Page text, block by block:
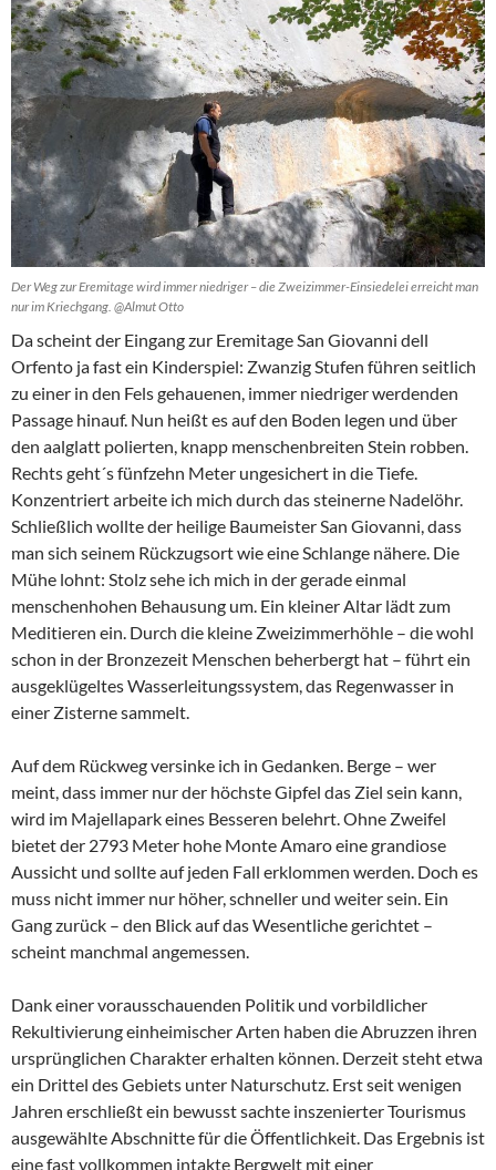
Der Weg zur Eremitage wird immer niedriger – die Zweizimmer-Einsiedelei erreicht man
nur im Kriechgang. @Almut Otto
Da scheint der Eingang zur Eremitage San Giovanni dell
Orfento ja fast ein Kinderspiel: Zwanzig Stufen führen seitlich
zu einer in den Fels gehauenen, immer niedriger werdenden
Passage hinauf. Nun heißt es auf den Boden legen und über
den aalglatt polierten, knapp menschenbreiten Stein robben.
Rechts geht´s fünfzehn Meter ungesichert in die Tiefe.
Konzentriert arbeite ich mich durch das steinerne Nadelöhr.
Schließlich wollte der heilige Baumeister San Giovanni, dass
man sich seinem Rückzugsort wie eine Schlange nähere. Die
Mühe lohnt: Stolz sehe ich mich in der gerade einmal
menschenhohen Behausung um. Ein kleiner Altar lädt zum
Meditieren ein. Durch die kleine Zweizimmerhöhle – die wohl
schon in der Bronzezeit Menschen beherbergt hat – führt ein
ausgeklügeltes Wasserleitungssystem, das Regenwasser in
einer Zisterne sammelt.
Auf dem Rückweg versinke ich in Gedanken. Berge – wer
meint, dass immer nur der höchste Gipfel das Ziel sein kann,
wird im Majellapark eines Besseren belehrt. Ohne Zweifel
bietet der 2793 Meter hohe Monte Amaro eine grandiose
Aussicht und sollte auf jeden Fall erklommen werden. Doch es
muss nicht immer nur höher, schneller und weiter sein. Ein
Gang zurück – den Blick auf das Wesentliche gerichtet –
scheint manchmal angemessen.
Dank einer vorausschauenden Politik und vorbildlicher
Rekultivierung einheimischer Arten haben die Abruzzen ihren
ursprünglichen Charakter erhalten können. Derzeit steht etwa
ein Drittel des Gebiets unter Naturschutz. Erst seit wenigen
Jahren erschließt ein bewusst sachte inszenierter Tourismus
ausgewählte Abschnitte für die Öffentlichkeit. Das Ergebnis ist
eine fast vollkommen intakte Bergwelt mit einer